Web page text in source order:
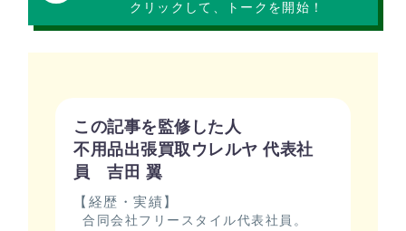
クリックして、トークを開始！
この記事を監修した人
不用品出張買取ウレルヤ 代表社
員 吉田 翼
【経歴・実績】
合同会社フリースタイル代表社員。